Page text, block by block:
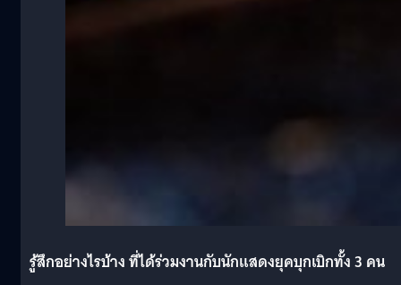
รู้สึกอย่างไรบ้าง ที่ได้ร่วมงานกับนักแสดงยุคบุกเบิกทั้ง 3 คน